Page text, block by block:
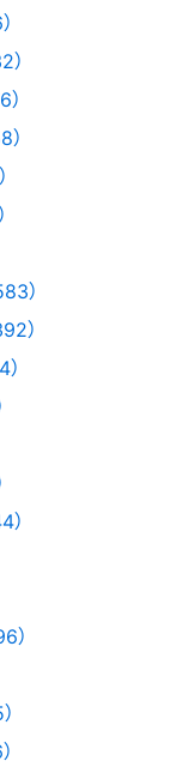
）
）
）